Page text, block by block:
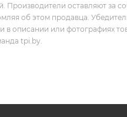
Производители оставляют за
об этом продавца.
в описании или фотографиях
tpi.by.